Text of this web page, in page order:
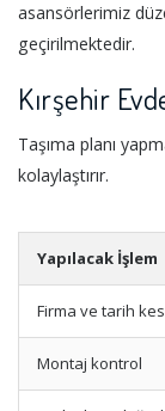
asansörlerimiz
geçirilmektedir.
Kırşehir
Taşıma planı
kolaylaştırır.
Yapılacak İşlem
Firma ve tarih
Montaj kontrol